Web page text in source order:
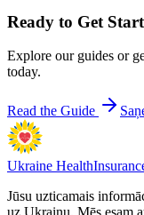
Ready to Get
Explore our guides or
today.
Read the Guide
Ukraine Health
Jūsu uzticamais